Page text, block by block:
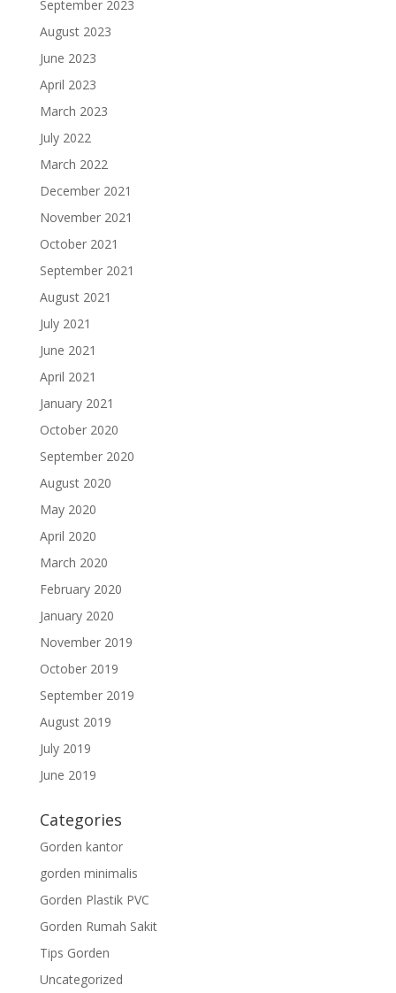
September 2023
August 2023
June 2023
April 2023
March 2023
July 2022
March 2022
December 2021
November 2021
October 2021
September 2021
August 2021
July 2021
June 2021
April 2021
January 2021
October 2020
September 2020
August 2020
May 2020
April 2020
March 2020
February 2020
January 2020
November 2019
October 2019
September 2019
August 2019
July 2019
June 2019
Categories
Gorden kantor
gorden minimalis
Gorden Plastik PVC
Gorden Rumah Sakit
Tips Gorden
Uncategorized